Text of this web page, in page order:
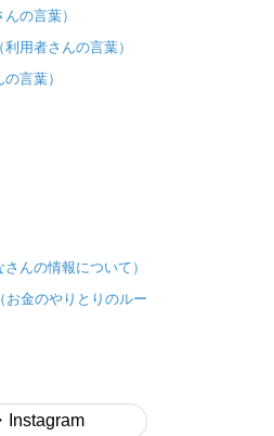
の言葉）
用者さんの言葉）
言葉）
んの情報について）
金のやりとりのルー
Instagram